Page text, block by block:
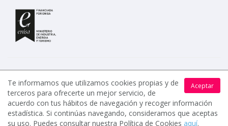
www.celebrents.es tiene una calificación de 5 / 5 otorgada
por 7900 miembros.
Aceptar
Te informamos que utilizamos cookies propias y de
terceros para ofrecerte un mejor servicio, de
acuerdo con tus hábitos de navegación y recoger información
estadística. Si continúas navegando, consideramos que aceptas
su uso. Puedes consultar nuestra Política de Cookies aquí.